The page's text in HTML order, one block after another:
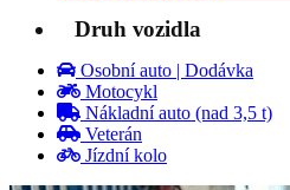
Druh vozidla
Osobní auto | Dodávka
Motocykl
Nákladní auto (nad 3,5 t)
Veterán
Jízdní kolo